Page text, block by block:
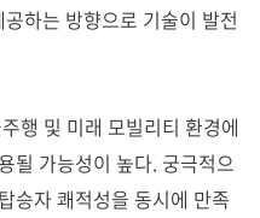
하는 방향으로 기술이 발전
행 및 미래 모빌리티 환경에
될 가능성이 높다. 궁극적으
승자 쾌적성을 동시에 만족